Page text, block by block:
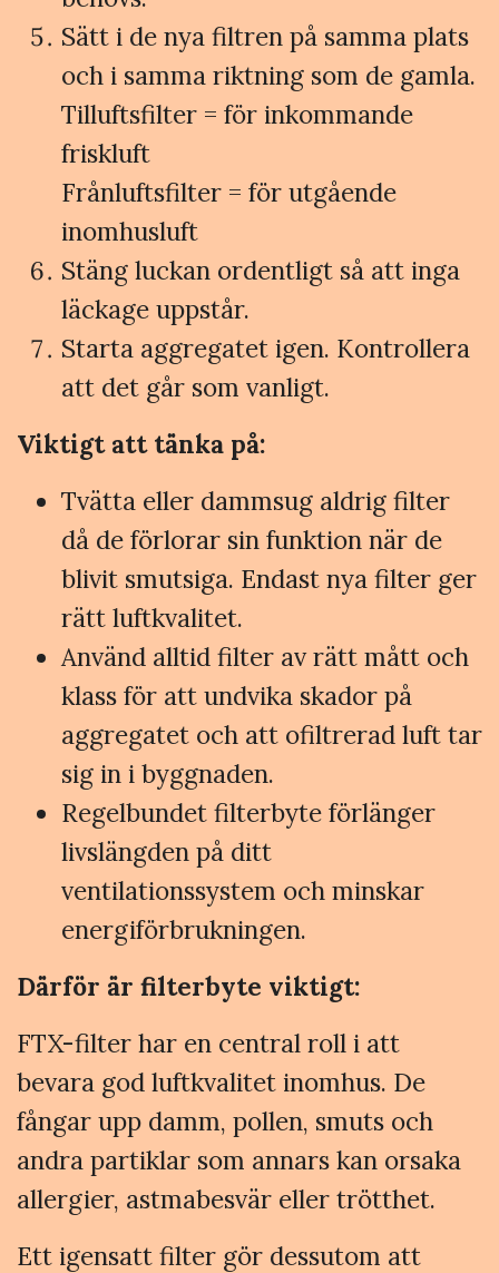
Sätt i de nya filtren på samma plats
och i samma riktning som de gamla.
Tilluftsfilter = för inkommande
friskluft
Frånluftsfilter = för utgående
inomhusluft
Stäng luckan ordentligt så att inga
läckage uppstår.
Starta aggregatet igen. Kontrollera
att det går som vanligt.
Viktigt att tänka på:
Tvätta eller dammsug aldrig filter
då de förlorar sin funktion när de
blivit smutsiga. Endast nya filter ger
rätt luftkvalitet.
Använd alltid filter av rätt mått och
klass för att undvika skador på
aggregatet och att ofiltrerad luft tar
sig in i byggnaden.
Regelbundet filterbyte förlänger
livslängden på ditt
ventilationssystem och minskar
energiförbrukningen.
Därför är filterbyte viktigt:
FTX-filter har en central roll i att
bevara god luftkvalitet inomhus. De
fångar upp damm, pollen, smuts och
andra partiklar som annars kan orsaka
allergier, astmabesvär eller trötthet.
Ett igensatt filter gör dessutom att